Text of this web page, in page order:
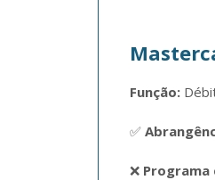
Função:
✅
❌ Programa